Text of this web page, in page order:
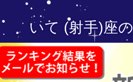
いて (射手)座の